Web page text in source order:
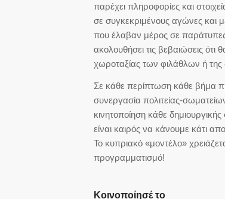
παρέχει πληροφορίες και
σε συγκεκριμένους αγώνες και
που έλαβαν μέρος σε παράτυπες
ακολουθήσει τις βεβαιώσεις
χωροταξίας των φιλάθλων ή της
Σε κάθε περίπτωση κάθε βήμα
συνεργασία πολιτείας-
κινητοποίηση κάθε
είναι καιρός να κάνουμε κάτι
Το κυπριακό «μοντέλο»
προγραμματισμό!
Κοινοποίησέ το